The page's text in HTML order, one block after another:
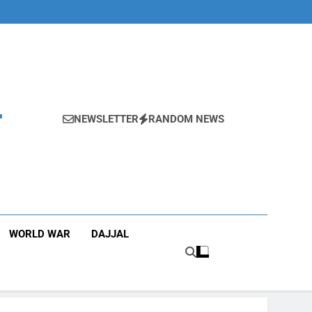
NEWSLETTER RANDOM NEWS
WORLD WAR DAJJAL